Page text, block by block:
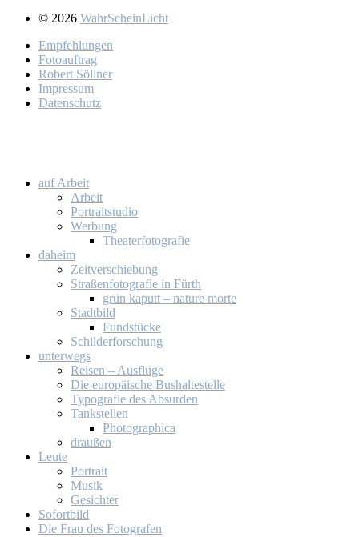
© 2026 WahrScheinLicht
Emp­feh­lun­gen
Fo­to­auf­trag
Ro­bert Söll­ner
Im­pres­sum
Da­ten­schutz
auf Ar­beit
Ar­beit
Por­trait­stu­dio
Wer­bung
Thea­ter­fo­to­gra­fie
da­heim
Zeit­ver­schie­bung
Stra­ßen­fo­to­gra­fie in Fürth
grün ka­putt – na­tu­re mor­te
Stadt­bild
Fund­stü­cke
Schil­der­for­schung
un­ter­wegs
Rei­sen – Aus­flü­ge
Die eu­ro­päi­sche Bus­hal­te­stel­le
Ty­po­gra­fie des Ab­sur­den
Tank­stel­len
Pho­to­gra­phi­ca
drau­ßen
Leu­te
Por­trait
Mu­sik
Ge­sich­ter
So­fort­bild
Die Frau des Fo­to­gra­fen